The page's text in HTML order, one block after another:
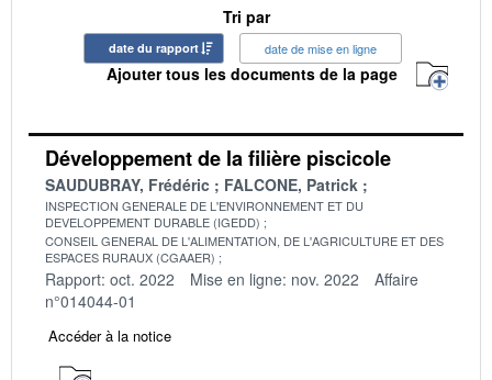
Tri par
date du rapport date de mise en ligne
Ajouter tous les documents de la page
Développement de la filière piscicole
SAUDUBRAY, Frédéric FALCONE, Patrick
INSPECTION GENERALE DE L'ENVIRONNEMENT ET DU
DEVELOPPEMENT DURABLE (IGEDD)
CONSEIL GENERAL DE L'ALIMENTATION, DE L'AGRICULTURE ET DES
ESPACES RURAUX (CGAAER)
Rapport: oct. 2022 Mise en ligne: nov. 2022
Affaire
n°014044-01
Accéder à la notice